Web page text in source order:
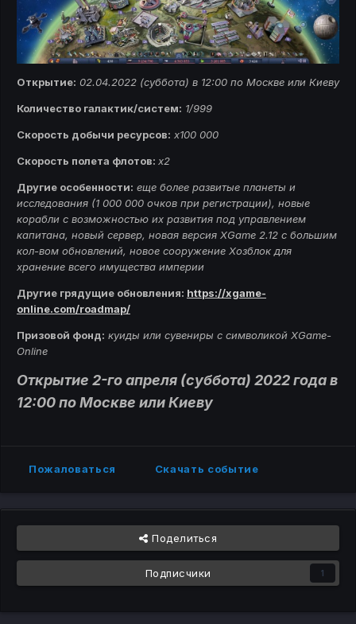
Открытие: 02.04.2022 (суббота) в 12:00 по Москве или Киеву
Количество галактик/систем: 1/999
Скорость добычи ресурсов: x100 000
Скорость полета флотов: x2
Другие особенности: еще более развитые планеты и
исследования (1 000 000 очков при регистрации), новые
корабли с возможностью их развития под управлением
капитана, новый сервер, новая версия XGame 2.12 с большим
кол-вом обновлений, новое сооружение Хозблок для
хранение всего имущества империи
Другие грядущие обновления: https://xgame-
online.com/roadmap/
Призовой фонд: куиды или сувениры с символикой XGame-
Online
Открытие 2-го апреля (суббота) 2022 года в
12:00 по Москве или Киеву
Пожаловаться Скачать событие
Поделиться
Подписчики 1